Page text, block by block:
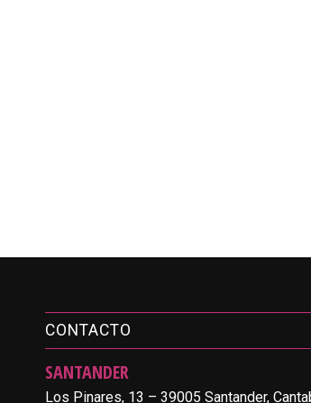
CONTACTO
SANTANDER
Los Pinares, 13 – 39005 Santander,